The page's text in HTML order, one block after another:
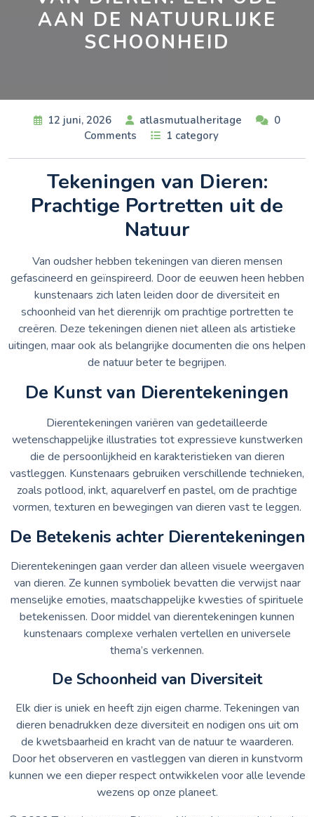
AAN DE NATUURLIJKE
SCHOONHEID
12 juni, 2026 atlasmutualheritage
0
Comments
1 category
Tekeningen van Dieren:
Prachtige Portretten uit de
Natuur
Van oudsher hebben tekeningen van dieren mensen
gefascineerd en geïnspireerd. Door de eeuwen heen hebben
kunstenaars zich laten leiden door de diversiteit en
schoonheid van het dierenrijk om prachtige portretten te
creëren. Deze tekeningen dienen niet alleen als artistieke
uitingen, maar ook als belangrijke documenten die ons helpen
de natuur beter te begrijpen.
De Kunst van Dierentekeningen
Dierentekeningen variëren van gedetailleerde
wetenschappelijke illustraties tot expressieve kunstwerken
die de persoonlijkheid en karakteristieken van dieren
vastleggen. Kunstenaars gebruiken verschillende technieken,
zoals potlood, inkt, aquarelverf en pastel, om de prachtige
vormen, texturen en bewegingen van dieren vast te leggen.
De Betekenis achter Dierentekeningen
Dierentekeningen gaan verder dan alleen visuele weergaven
van dieren. Ze kunnen symboliek bevatten die verwijst naar
menselijke emoties, maatschappelijke kwesties of spirituele
betekenissen. Door middel van dierentekeningen kunnen
kunstenaars complexe verhalen vertellen en universele
thema’s verkennen.
De Schoonheid van Diversiteit
Elk dier is uniek en heeft zijn eigen charme. Tekeningen van
dieren benadrukken deze diversiteit en nodigen ons uit om
de kwetsbaarheid en kracht van de natuur te waarderen.
Door het observeren en vastleggen van dieren in kunstvorm
kunnen we een dieper respect ontwikkelen voor alle levende
wezens op onze planeet.